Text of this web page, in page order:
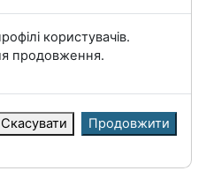
користувачів.
продовження.
Скасувати Продовжити